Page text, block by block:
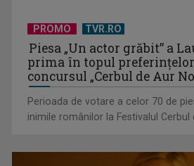
PROMO TVR.RO
Piesa „Un actor grăbit” a
prima în topul
concursul „Cerbul de Aur
Perioada de votare a celor 70 de
inimile românilor la Festivalul Cerbul